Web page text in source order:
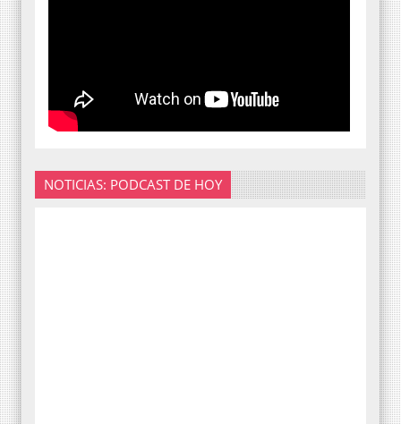
NOTICIAS: PODCAST DE HOY